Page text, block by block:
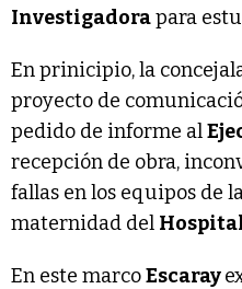
Investigadorapara
En prinicipio, la
proyecto de
pedido de informe al
recepción de obra,
fallas en los equipos de
maternidad del
En este marcoEscaray